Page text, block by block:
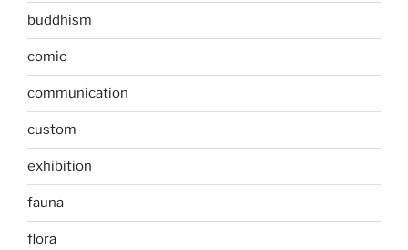
buddhism
comic
communication
custom
exhibition
fauna
flora